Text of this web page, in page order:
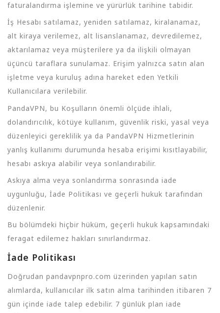
faturalandırma işlemine ve yürürlük tarihine tabidir.
İş Hesabı satılamaz, yeniden satılamaz, kiralanamaz,
alt kiraya verilemez, alt lisanslanamaz, devredilemez,
aktarılamaz veya müşterilere ya da ilişkili olmayan
üçüncü taraflara sunulamaz. Erişim yalnızca satın alan
işletme veya kuruluş adına hareket eden Yetkili
Kullanıcılara verilebilir.
PandaVPN, bu Koşulların önemli ölçüde ihlali,
dolandırıcılık, kötüye kullanım, güvenlik riski, yasal veya
düzenleyici gereklilik ya da PandaVPN Hizmetlerinin
yanlış kullanımı durumunda hesaba erişimi kısıtlayabilir,
hesabı askıya alabilir veya sonlandırabilir.
Askıya alma veya sonlandırma sonrasında iade
uygunluğu, İade Politikası ve geçerli hukuk tarafından
düzenlenir.
Bu bölümdeki hiçbir hüküm, geçerli hukuk kapsamındaki
feragat edilemez hakları sınırlandırmaz.
İade Politikası
Doğrudan pandavpnpro.com üzerinden yapılan satın
alımlarda, kullanıcılar ilk satın alma tarihinden itibaren 7
gün içinde iade talep edebilir. 7 günlük plan iade